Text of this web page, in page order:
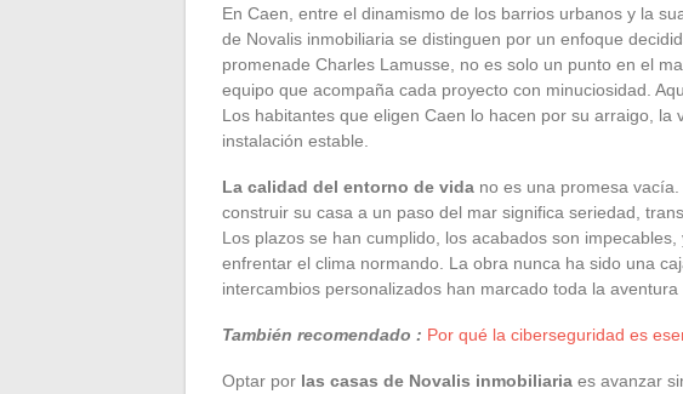
En Caen, entre el dinamismo de los barrios urbanos y la
de Novalis inmobiliaria se distinguen por un enfoque
promenade Charles Lamusse, no es solo un punto en el
equipo que acompaña cada proyecto con minuciosidad.
Los habitantes que eligen Caen lo hacen por su arraigo, la
instalación estable.
La calidad del entorno de vida no es una promesa
construir su casa a un paso del mar significa seriedad,
Los plazos se han cumplido, los acabados son
enfrentar el clima normando. La obra nunca ha sido una
intercambios personalizados han marcado toda la aventura
También recomendado : Por qué la ciberseguridad es
Optar por las casas de Novalis inmobiliaria es avanzar